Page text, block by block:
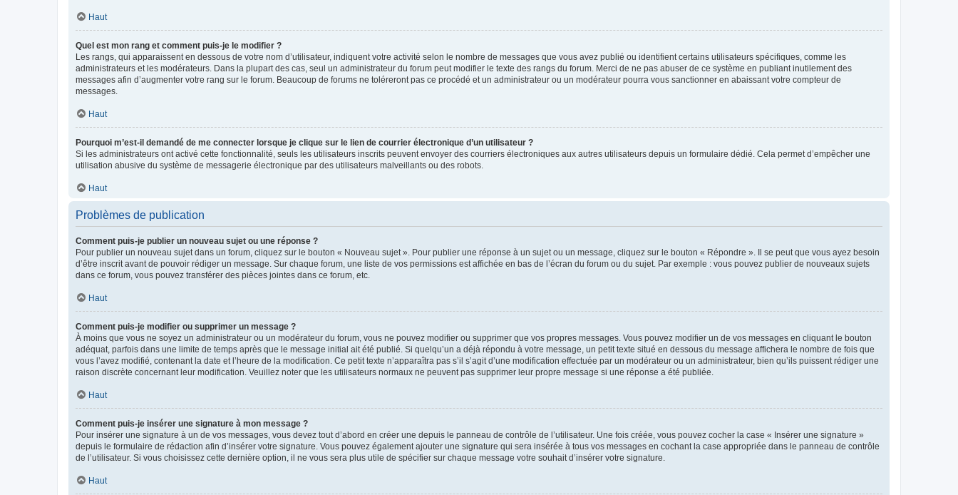
Haut
Quel est mon rang et comment puis-je le modifier ?
Les rangs, qui apparaissent en dessous de votre nom d’utilisateur, indiquent votre activité selon le nombre de messages que vous avez publié ou identifient certains utilisateurs spécifiques, comme les
administrateurs et les modérateurs. Dans la plupart des cas, seul un administrateur du forum peut modifier le texte des rangs du forum. Merci de ne pas abuser de ce système en publiant inutilement des
messages afin d’augmenter votre rang sur le forum. Beaucoup de forums ne toléreront pas ce procédé et un administrateur ou un modérateur pourra vous sanctionner en abaissant votre compteur de
messages.
Haut
Pourquoi m’est-il demandé de me connecter lorsque je clique sur le lien de courrier électronique d’un utilisateur ?
Si les administrateurs ont activé cette fonctionnalité, seuls les utilisateurs inscrits peuvent envoyer des courriers électroniques aux autres utilisateurs depuis un formulaire dédié. Cela permet d’empêcher une
utilisation abusive du système de messagerie électronique par des utilisateurs malveillants ou des robots.
Haut
Problèmes de publication
Comment puis-je publier un nouveau sujet ou une réponse ?
Pour publier un nouveau sujet dans un forum, cliquez sur le bouton « Nouveau sujet ». Pour publier une réponse à un sujet ou un message, cliquez sur le bouton « Répondre ». Il se peut que vous ayez besoin
d’être inscrit avant de pouvoir rédiger un message. Sur chaque forum, une liste de vos permissions est affichée en bas de l’écran du forum ou du sujet. Par exemple : vous pouvez publier de nouveaux sujets
dans ce forum, vous pouvez transférer des pièces jointes dans ce forum, etc.
Haut
Comment puis-je modifier ou supprimer un message ?
À moins que vous ne soyez un administrateur ou un modérateur du forum, vous ne pouvez modifier ou supprimer que vos propres messages. Vous pouvez modifier un de vos messages en cliquant le bouton
adéquat, parfois dans une limite de temps après que le message initial ait été publié. Si quelqu’un a déjà répondu à votre message, un petit texte situé en dessous du message affichera le nombre de fois que
vous l’avez modifié, contenant la date et l’heure de la modification. Ce petit texte n’apparaîtra pas s’il s’agit d’une modification effectuée par un modérateur ou un administrateur, bien qu’ils puissent rédiger une
raison discrète concernant leur modification. Veuillez noter que les utilisateurs normaux ne peuvent pas supprimer leur propre message si une réponse a été publiée.
Haut
Comment puis-je insérer une signature à mon message ?
Pour insérer une signature à un de vos messages, vous devez tout d’abord en créer une depuis le panneau de contrôle de l’utilisateur. Une fois créée, vous pouvez cocher la case « Insérer une signature »
depuis le formulaire de rédaction afin d’insérer votre signature. Vous pouvez également ajouter une signature qui sera insérée à tous vos messages en cochant la case appropriée dans le panneau de contrôle
de l’utilisateur. Si vous choisissez cette dernière option, il ne vous sera plus utile de spécifier sur chaque message votre souhait d’insérer votre signature.
Haut